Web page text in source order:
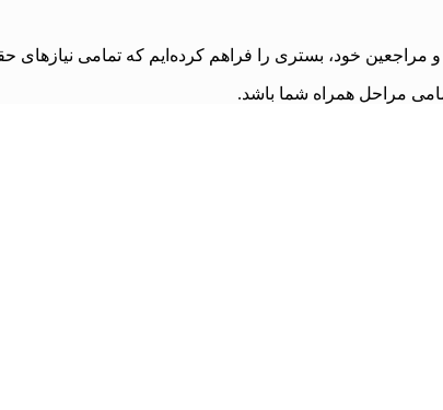
مراجعین خود، بستری را فراهم کرده‌ایم که تمامی
مراحل همراه شما باشد.